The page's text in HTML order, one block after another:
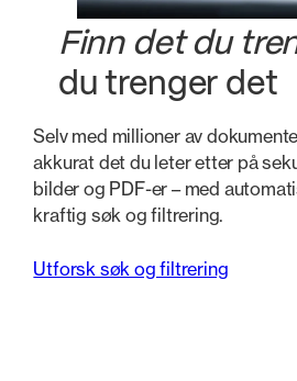
Finn det du
du trenger det
Selv med millioner av
akkurat det du leter etter på
bilder og PDF-er – med
kraftig søk og filtrering.
Utforsk søk ​​og filtrering